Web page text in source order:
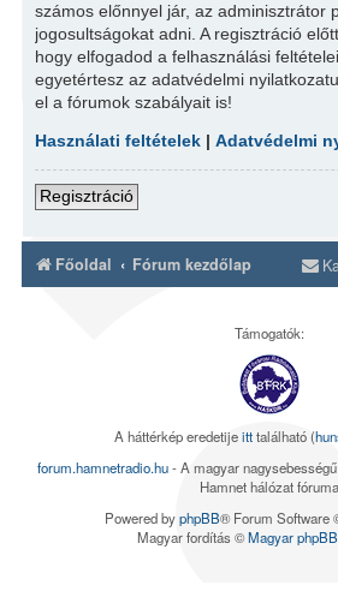
számos előnnyel jár, az adminisztrátor
jogosultságokat adni. A regisztráció
hogy elfogadod a felhasználási
egyetértesz az adatvédelmi
el a fórumok szabályait is!
Használati feltételek |Adatvédelmi
Regisztráció
Főoldal Fórum kezdőlap
Támogatók:
A háttérkép eredetijeitttalálható (
forum.hamnetradio.hu- A magyar
Hamnet hálózat fóruma
Powered byphpBB® Forum Software
Magyar fordítás ©Magyar